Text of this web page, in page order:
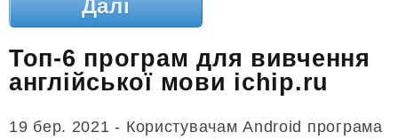
Далі
Топ-6 програм для вивчення
англійської мови ichip.ru
19 бер. 2021 - Користувачам Android програма